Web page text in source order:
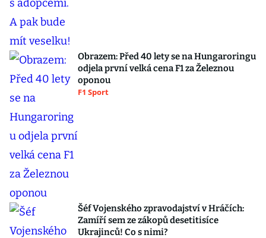
Obrazem: Před 40 lety se na Hungaroringu
odjela první velká cena F1 za Železnou
oponou
F1 Sport
Šéf Vojenského zpravodajství v Hráčích:
Zamíří sem ze zákopů desetitisíce
Ukrajinců! Co s nimi?